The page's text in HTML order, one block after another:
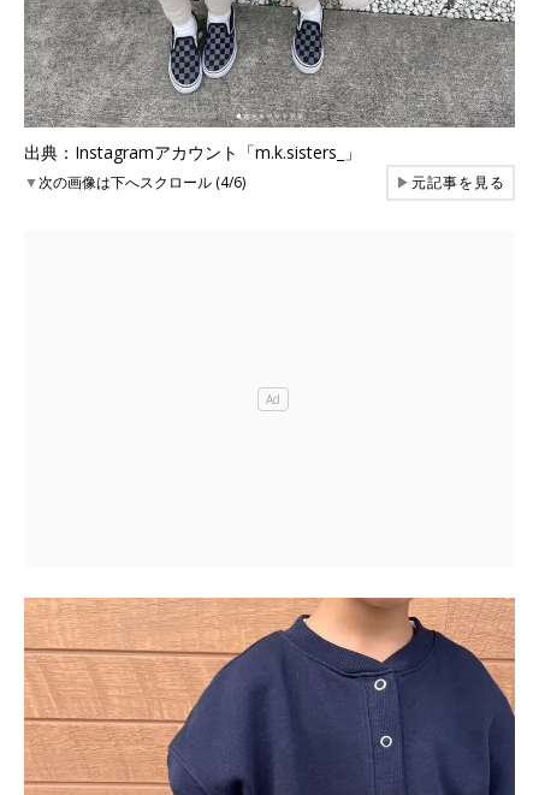
出典：Instagramアカウント「m.k.sisters_」
▼次の画像は下へスクロール (4/6) ▶元記事を見る